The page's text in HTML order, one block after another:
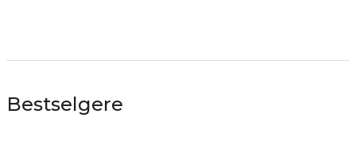
Bestselgere